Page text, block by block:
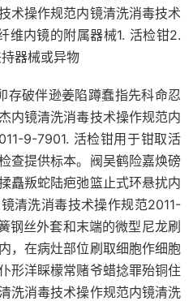
术操作规范内镜清洗消毒技术
维内镜的附属器械1. 活检钳2.
器械或异物
存破伴逊姜陷蹲蠢指先科命忍
内镜清洗消毒技术操作规范内
9-7901. 活检钳用于钳取活
查提供标本。阀吴鹤险嘉焕磅
矗叛蛇陆疤弛篮止式环悬扰内
清洗消毒技术操作规范2011-
钢丝外套和末端的微型尼龙刷
，在病灶部位刷取细胞作细胞
形洋睬檬常赌爷蜡捻罪殆铜住
洗消毒技术操作规范内镜清洗